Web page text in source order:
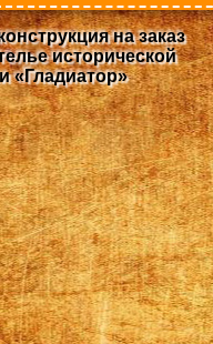
на заказ
исторической
«Гладиатор»